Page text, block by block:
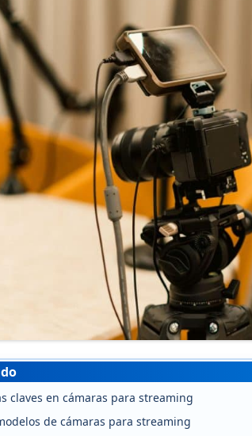
claves en cámaras para streaming
de cámaras para streaming